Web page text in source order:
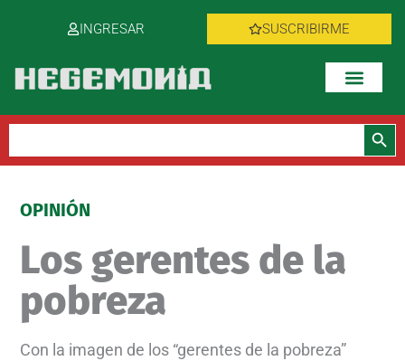
INGRESAR SUSCRIBIRME
Botón de
OPINIÓN
Los gerentes de la
pobreza
Con la imagen de los “gerentes de la pobreza”